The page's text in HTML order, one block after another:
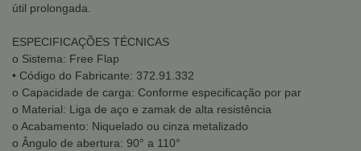
útil prolongada.
ESPECIFICAÇÕES TÉCNICAS
o Sistema: Free Flap
• Código do Fabricante: 372.91.332
o Capacidade de carga: Conforme especificação por par
o Material: Liga de aço e zamak de alta resistência
o Acabamento: Niquelado ou cinza metalizado
o Ângulo de abertura: 90° a 110°